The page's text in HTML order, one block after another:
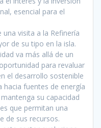
esencial para el
una visita a la Refinería
de su tipo en la isla.
va más allá de un
para revaluar
el desarrollo sostenible
hacia fuentes de energía
su capacidad
que permitan una
de sus recursos.